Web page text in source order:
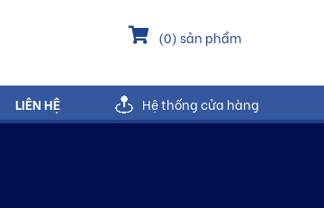
(0) sản phẩm
LIÊN HỆ Hệ thống cửa hàng